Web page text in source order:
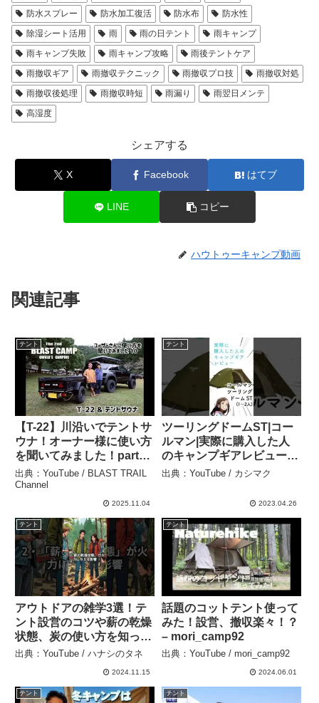
防水スプレー
防水加工復活 防水布
防水性
除湿シート活用
雨 雨の日テント
雨キャンプ
雨キャンプ失敗
雨キャンプ攻略
雨後テントケア
雨撤収ギア
雨撤収テクニック 雨撤収プロ技
雨撤収対処
雨撤収後処理
雨撤収時短 雨漏り
雨翌日メンテ
高湿度
シェアする
X Facebook はてブ
LINE コピー
ハウトゥーキャンプ動画
関連記事
テント
【T-22】川沿いでテントサ
ウナ！オーナー様に使い方
を聞いてみました！part10
– BLAST TRAIL Channel
出典：YouTube / BLAST TRAIL
Channel
2025.11.04
テント
ツーリングドームST|コー
ルマン|実際に購入した人
のキャンプギアレビュー #
キャンプ #テント #カシマ
出典：YouTube / カシマク
2023.04.26
テント
アウトドアの雑学3選！テ
ント設営のコツや薪の乾燥
状態、炭の使い方を知っ
て、アウトドアをもっと楽
ャンプ #バーベキュー – ハ
ナシのタネ
出典：YouTube / ハナシのタネ
2024.11.15
テント
話題のコットテント使って
みた！設営、撤収楽々！？
– mori_camp92
出典：YouTube / mori_camp92
2024.06.01
テント テント